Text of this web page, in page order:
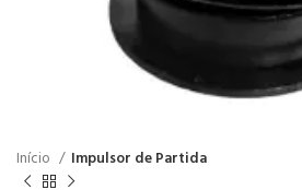
Início Impulsor de Partida